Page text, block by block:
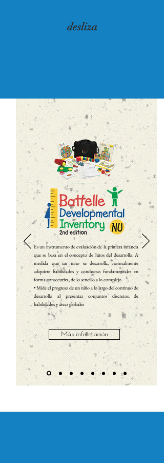
desliza
Es un instrumento de evaluación de la primera infancia
que se basa en el concepto de hitos del desarrollo. A
medida que un niño se desarrolla, normalmente
adquiere habilidades y conductas fundamentales en
forma consecutiva, de lo sencillo a lo complejo.
• Mide el progreso de un niño a lo largo del continuo de
desarrollo al presentar conjuntos discretos de
habilidades y áreas globales
Más información